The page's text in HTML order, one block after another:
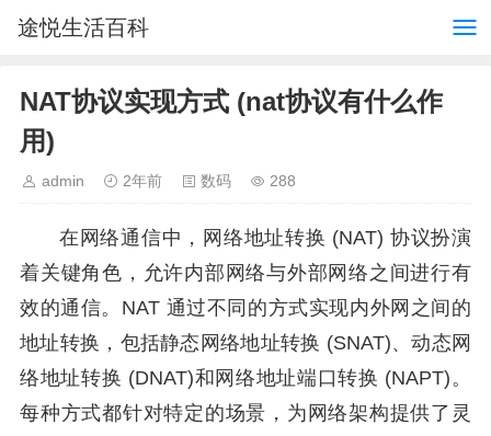
途悦生活百科
NAT协议实现方式 (nat协议有什么作
用)
admin 2年前 数码 288
在网络通信中，网络地址转换 (NAT) 协议扮演
着关键角色，允许内部网络与外部网络之间进行有
效的通信。NAT 通过不同的方式实现内外网之间的
地址转换，包括静态网络地址转换 (SNAT)、动态网
络地址转换 (DNAT)和网络地址端口转换 (NAPT)。
每种方式都针对特定的场景，为网络架构提供了灵